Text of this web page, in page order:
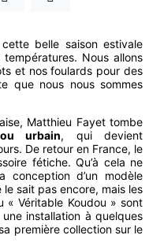
belle saison estivale
Nous allons
et nos foulards pour des
que nous nous sommes
Matthieu Fayet tombe
urbain, qui devient
De retour en France, le
fétiche. Qu’à cela ne
d’un modèle
le sait pas encore, mais les
« Véritable Koudou » sont
installation à quelques
première collection sur le